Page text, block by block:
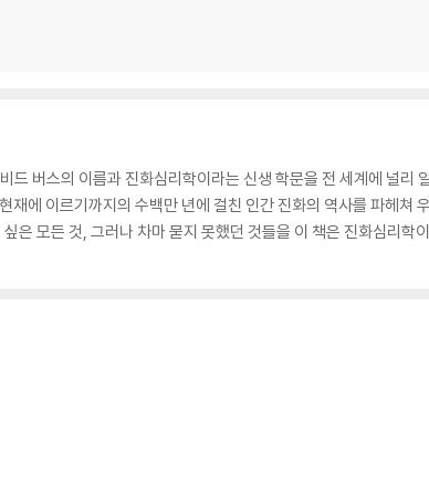
드 버스의 이름과 진화심리학이라는 신생 학문을 전 세계에 널
재에 이르기까지의 수백만 년에 걸친 인간 진화의 역사를 파헤쳐
은 모든 것, 그러나 차마 묻지 못했던 것들을 이 책은 진화심리